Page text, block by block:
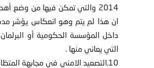
2014 والتي تمكن فيها من وضع
ان هذا لم يتم وهو انعكاس يؤشر
داخل المؤسسة الحكومية أو
التي يعاني منها .
10.التصعيد الامني في مجابهة